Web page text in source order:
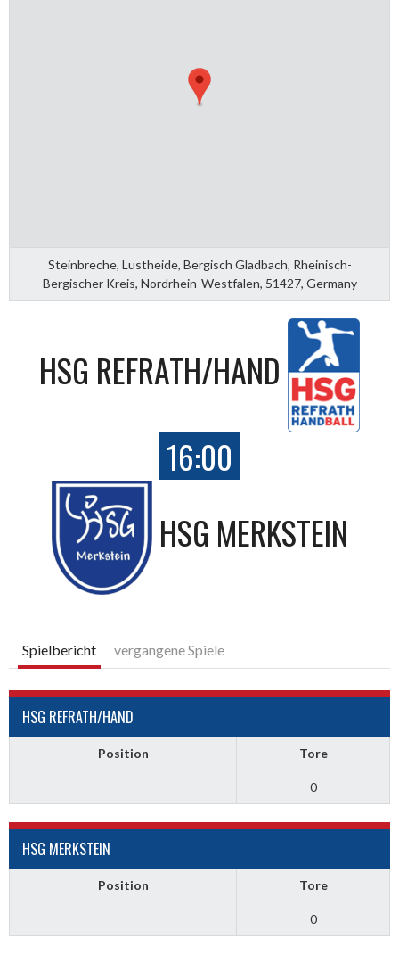
Steinbreche, Lustheide, Bergisch Gladbach, Rheinisch-
Bergischer Kreis, Nordrhein-Westfalen, 51427, Germany
HSG REFRATH/HAND
16:00
HSG MERKSTEIN
Spielbericht vergangene Spiele
HSG REFRATH/HAND
Position Tore
0
HSG MERKSTEIN
Position Tore
0